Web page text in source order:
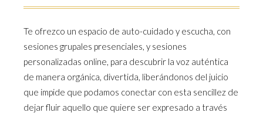
Te ofrezco un espacio de auto-cuidado y escucha, con
sesiones grupales presenciales, y sesiones
personalizadas online, para descubrir la voz auténtica
de manera orgánica, divertida, liberándonos del juicio
que impide que podamos conectar con esta sencillez de
dejar fluir aquello que quiere ser expresado a través